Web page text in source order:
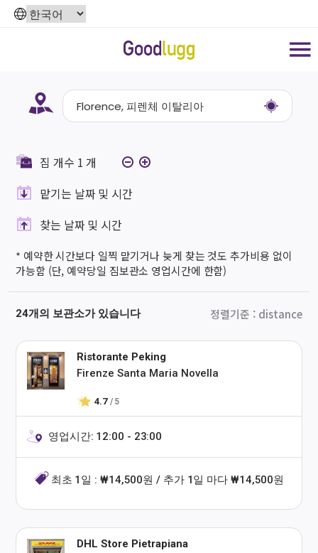
짐 개수 1 개
맡기는 날짜 및 시간
찾는 날짜 및 시간
* 예약한 시간보다 일찍 맡기거나 늦게 찾는 것도 추가비용 없이
가능함 (단, 예약당일 짐보관소 영업시간에 한함)
24개의 보관소가 있습니다 정렬기준 : distance
Ristorante Peking
Firenze Santa Maria Novella
4.7 / 5
영업시간: 12:00 - 23:00
최초 1일 : ₩14,500원 / 추가 1일 마다 ₩14,500원
DHL Store Pietrapiana